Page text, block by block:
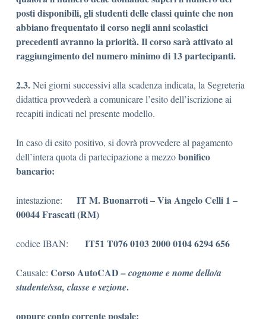
posti disponibili, gli studenti delle classi quinte che non
abbiano frequentato il corso negli anni scolastici
precedenti avranno la priorità. Il corso sarà attivato al
raggiungimento del numero minimo di 13 partecipanti.
2.3.Nei giorni successivi alla scadenza indicata, la Segreteria
didattica provvederà a comunicare l’esito dell’iscrizione ai
recapiti indicati nel presente modello.
In caso di esito positivo, si dovrà provvedere al pagamento
dell’intera quota di partecipazione a mezzobonifico
bancario:
intestazione: IT M. Buonarroti – Via Angelo Celli 1 –
00044 Frascati (RM)
codice IBAN: IT51 T076 0103 2000 0104 6294 656
Causale: Corso AutoCAD–cognome e nome dello/a
studente/ssa, classe e sezione.
oppure conto corrente postale: